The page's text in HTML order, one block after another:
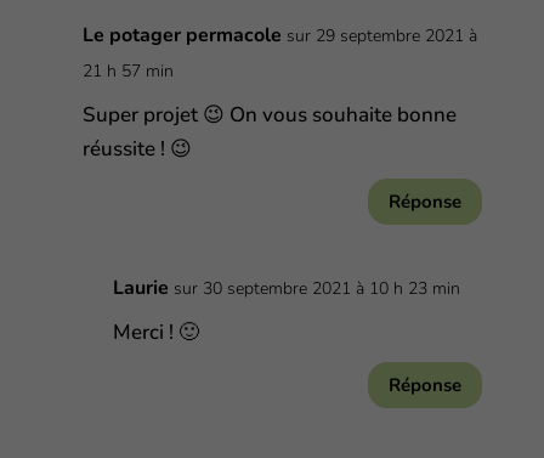
Le potager permacole sur 29 septembre 2021 à
21 h 57 min
Super projet 😉 On vous souhaite bonne
réussite ! 😉
Réponse
Laurie sur 30 septembre 2021 à 10 h 23 min
Merci ! 🙂
Réponse